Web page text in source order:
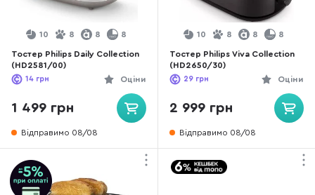
10 8 8 8
Тостер Philips Daily Collection
(HD2581/00)
Оціни
14 грн
1 499 грн
Відправимо 08/08
10 8 8 8
Тостер Philips Viva Collection
(HD2650/30)
Оціни
29 грн
2 999 грн
Відправимо 08/08